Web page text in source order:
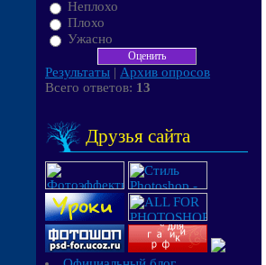
Неплохо
Плохо
Ужасно
Результаты | Архив опросов
Всего ответов: 13
Друзья сайта